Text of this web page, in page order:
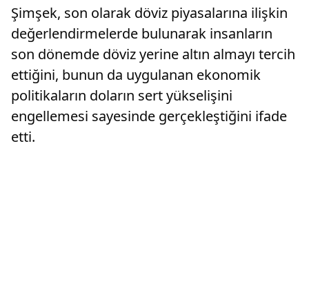
Şimşek, son olarak döviz piyasalarına ilişkin
değerlendirmelerde bulunarak insanların
son dönemde döviz yerine altın almayı tercih
ettiğini, bunun da uygulanan ekonomik
politikaların doların sert yükselişini
engellemesi sayesinde gerçekleştiğini ifade
etti.